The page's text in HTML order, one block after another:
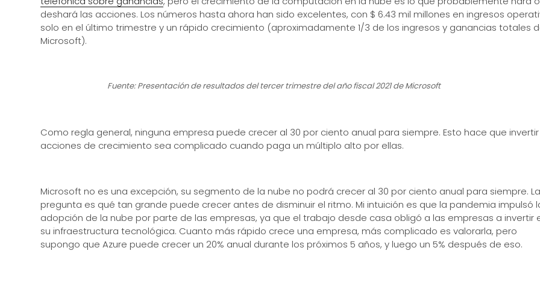
deshará las acciones. Los números hasta ahora han sido excelentes, con $ 6.43 mil millones en ingresos
solo en el último trimestre y un rápido crecimiento (aproximadamente 1/3 de los ingresos y ganancias totales
Microsoft).
Fuente: Presentación de resultados del tercer trimestre del año fiscal 2021 de Microsoft
Como regla general, ninguna empresa puede crecer al 30 por ciento anual para siempre. Esto hace que
acciones de crecimiento sea complicado cuando paga un múltiplo alto por ellas.
Microsoft no es una excepción, su segmento de la nube no podrá crecer al 30 por ciento anual para siempre. La
pregunta es qué tan grande puede crecer antes de disminuir el ritmo. Mi intuición es que la pandemia impulsó
adopción de la nube por parte de las empresas, ya que el trabajo desde casa obligó a las empresas a invertir
su infraestructura tecnológica. Cuanto más rápido crece una empresa, más complicado es valorarla, pero
supongo que Azure puede crecer un 20% anual durante los próximos 5 años, y luego un 5% después de eso.